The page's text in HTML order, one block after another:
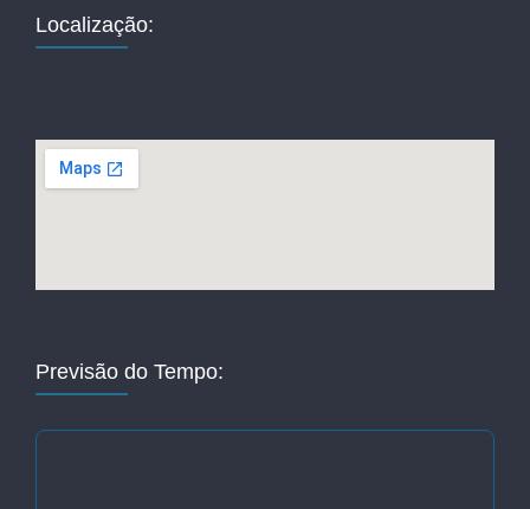
Localização:
Previsão do Tempo: